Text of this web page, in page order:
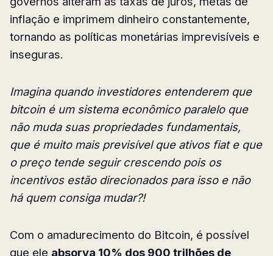
inflação e imprimem dinheiro constantemente,
tornando as políticas monetárias imprevisíveis e
inseguras.
Imagina quando investidores entenderem que
bitcoin é um sistema econômico paralelo que
não muda suas propriedades fundamentais,
que é muito mais previsível que ativos fiat e que
o preço tende seguir crescendo pois os
incentivos estão direcionados para isso e não
há quem consiga mudar?!
Com o amadurecimento do Bitcoin, é possível
que ele absorva 10% dos 900 trilhões de